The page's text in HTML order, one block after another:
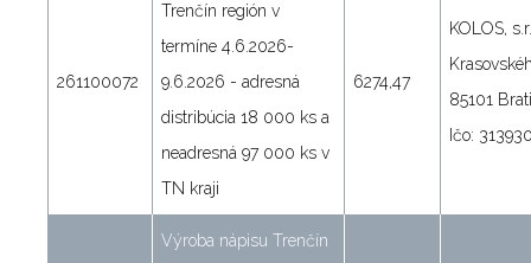
261100072
Trenčín región v
termíne 4.6.2026-
9.6.2026 - adresná
distribúcia 18 000 ks a
neadresná 97 000 ks v
TN kraji
6274,47
KOLOS,
85101
Ičo:
Výroba nápisu Trenčín